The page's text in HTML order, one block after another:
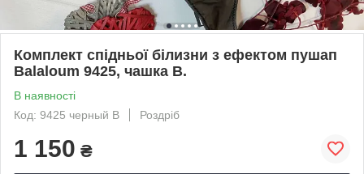
Комплект спідньої білизни з ефектом пушап
Balaloum 9425, чашка В.
В наявності
Код: 9425 черный В
Роздріб
1 150 ₴